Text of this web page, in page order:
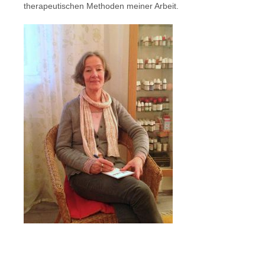
therapeutischen Methoden meiner Arbeit.